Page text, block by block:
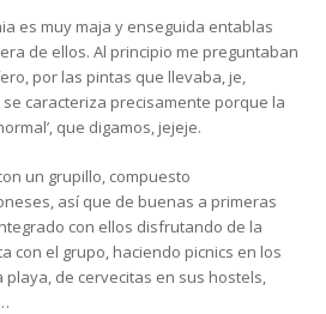
es muy maja y enseguida entablas
de ellos. Al principio me preguntaban
por las pintas que llevaba, je,
caracteriza precisamente porque la
que digamos, jejeje.
un grupillo, compuesto
así que de buenas a primeras
con ellos disfrutando de la
con el grupo, haciendo picnics en los
de cervecitas en sus hostels,